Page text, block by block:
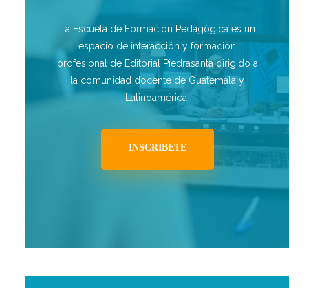
La Escuela de Formación Pedagógica es un
espacio de interacción y formación
profesional de Editorial Piedrasanta dirigido a
la comunidad docente de Guatemala y
Latinoamérica.
INSCRÍBETE